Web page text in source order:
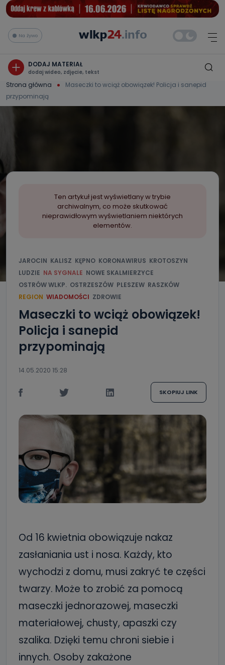
Na żywo
DODAJ MATERIAŁ
dodaj wideo, zdjęcie, tekst
Strona główna
Maseczki to wciąż obowiązek! Policja i sanepid
przypominają
Ten artykuł jest wyświetlany w trybie
archiwalnym, co może skutkować
nieprawidłowym wyświetlaniem niektórych
elementów.
JAROCIN KALISZ KĘPNO KORONAWIRUS KROTOSZYN
LUDZIE NA SYGNALE NOWE SKALMIERZYCE
OSTRÓW WLKP. OSTRZESZÓW PLESZEW RASZKÓW
REGION WIADOMOŚCI ZDROWIE
Maseczki to wciąż obowiązek!
Policja i sanepid
przypominają
14.05.2020 15:28
SKOPIUJ LINK
Od 16 kwietnia obowiązuje nakaz
zasłaniania ust i nosa. Każdy, kto
wychodzi z domu, musi zakryć te części
twarzy. Może to zrobić za pomocą
maseczki jednorazowej, maseczki
materiałowej, chusty, apaszki czy
szalika. Dzięki temu chroni siebie i
innych. Osoby zakażone